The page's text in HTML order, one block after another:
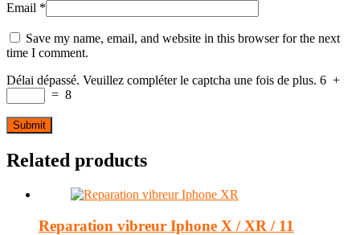
Email *
Save my name, email, and website in this browser for the next
time I comment.
Délai dépassé. Veuillez compléter le captcha une fois de plus. 6 +
= 8
Related products
Reparation vibreur Iphone X / XR / 11